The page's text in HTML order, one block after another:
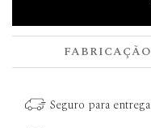
Seguro para